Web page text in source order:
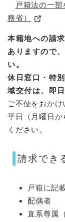
戸籍法の一
務省）
本籍地への請
ありますので
い。
休日窓口・特
域交付は、即
ご不便をおか
平日（月曜日か
ください。
請求でき
戸籍に記
配偶者
直系尊属